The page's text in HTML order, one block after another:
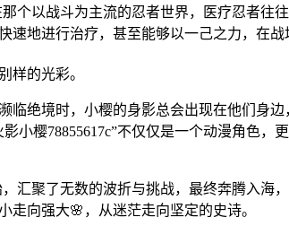
个以战斗为主流的忍者世界，医疗忍者
地进行治疗，甚至能够以一己之力，在战
样的光彩。
绝境时，小樱的身影总会出现在他们身
小樱78855617c”不仅仅是一个动漫角色
汇聚了无数的波折与挑战，最终奔腾入
向强大🌸，从迷茫走向坚定的史诗。